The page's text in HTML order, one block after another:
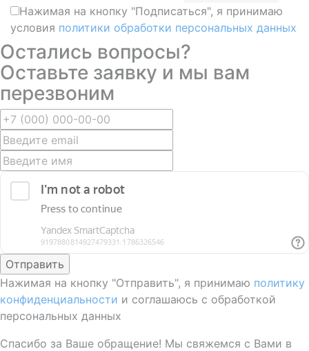
Нажимая на кнопку "Подписаться", я принимаю
условия политики обработки персональных данных
Остались вопросы?
Оставьте заявку и мы вам
перезвоним
Отправить
Нажимая на кнопку "Отправить", я принимаю политику
конфиденциальности и соглашаюсь с обработкой
персональных данных
Спасибо за Ваше обращение! Мы свяжемся с Вами в